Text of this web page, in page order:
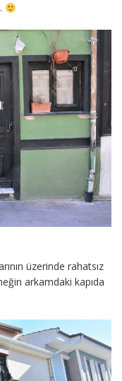
üzerinde rahatsız
arkamdaki kapıda